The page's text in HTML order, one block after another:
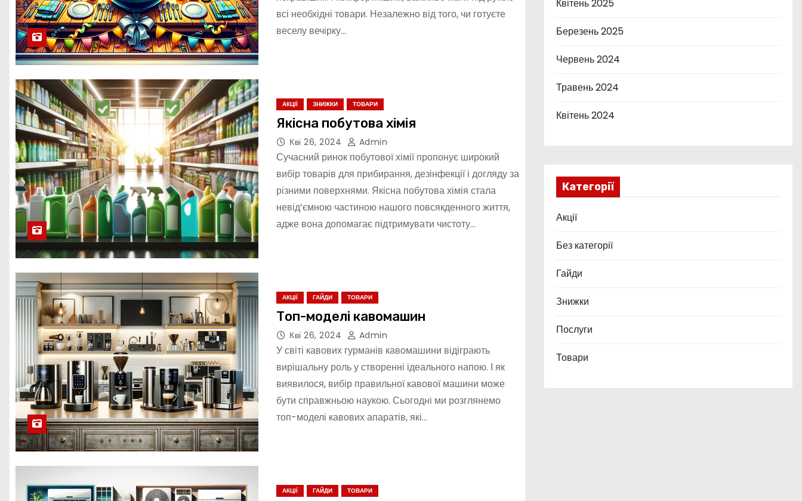
всі необхідні товари. Незалежно від того, чи готуєте
веселу вечірку…
АКЦІЇ ЗНИЖКИ ТОВАРИ
Якісна побутова хімія
Кві 26, 2024 Admin
Сучасний ринок побутової хімії пропонує широкий
вибір товарів для прибирання, дезінфекції і догляду за
різними поверхнями. Якісна побутова хімія стала
невід’ємною частиною нашого повсякденного життя,
адже вона допомагає підтримувати чистоту…
АКЦІЇ ГАЙДИ ТОВАРИ
Топ-моделі кавомашин
Кві 26, 2024 Admin
У світі кавових гурманів кавомашини відіграють
вирішальну роль у створенні ідеального напою. І як
виявилося, вибір правильної кавової машини може
бути справжньою наукою. Сьогодні ми розглянемо
топ-моделі кавових апаратів, які…
АКЦІЇ ГАЙДИ ТОВАРИ
Квітень 2025
Березень 2025
Червень 2024
Травень 2024
Квітень 2024
Категорії
Акції
Без категорії
Гайди
Знижки
Послуги
Товари